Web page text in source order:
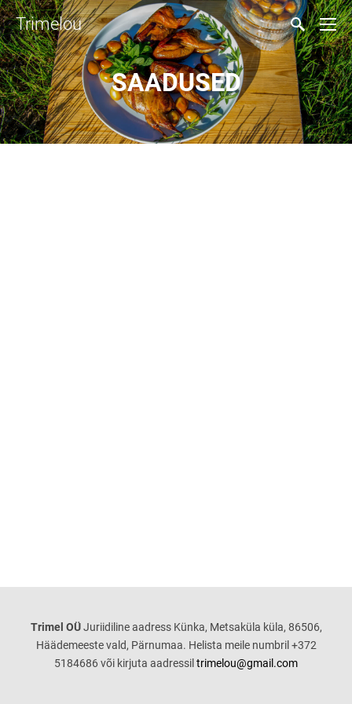
Trimelou
SAADUSED
Trimel OÜJuriidiline aadress Künka, Metsaküla küla, 86506,
Häädemeeste vald, Pärnumaa. Helista meile numbril +372
5184686 või kirjuta aadressil trimelou@gmail.com